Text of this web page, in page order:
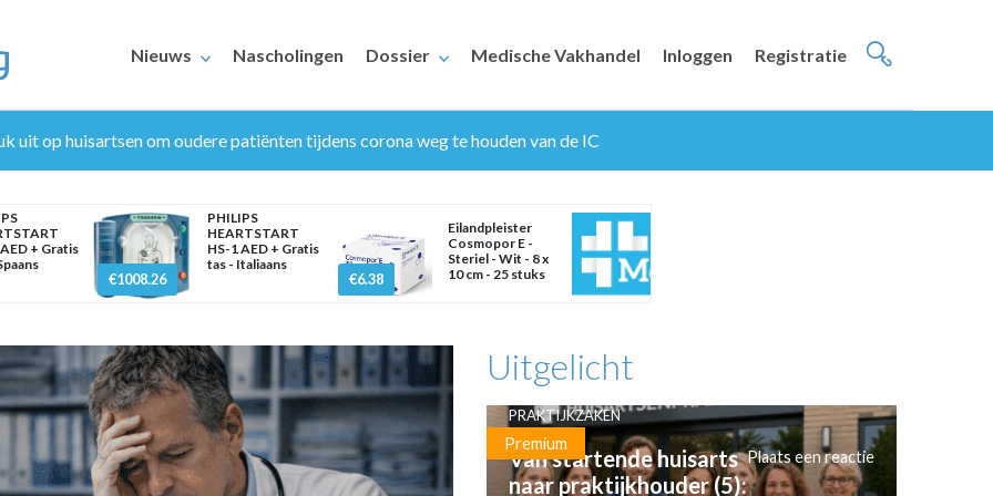
Nieuws Nascholingen Dossier Medische Vakhandel Inloggen Registratie
uit op huisartsen om oudere patiënten tijdens corona weg te houden van de IC
+ Gratis
€1008.26
PHILIPS
HEARTSTART
HS-1 AED + Gratis
tas - Italiaans
€6.38
Eilandpleister
Cosmopor E -
Steriel - Wit - 8 x
10 cm - 25 stuks
Uitgelicht
Premium
PRAKTIJKZAKEN
Van startende huisarts
naar praktijkhouder (5):
Plaats een reactie